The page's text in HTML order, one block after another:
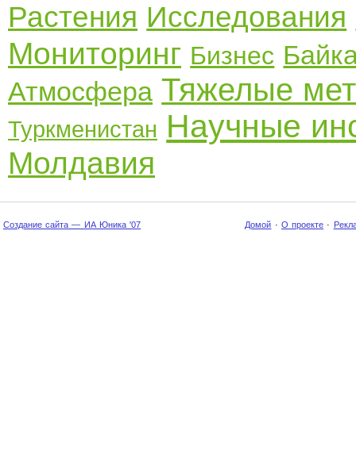
Растения Исследования
Мониторинг Бизнес
Атмосфера Тяжелые
Туркменистан Научные
Молдавия
Создание сайта — ИА Юника '07 Домой · О проекте ·